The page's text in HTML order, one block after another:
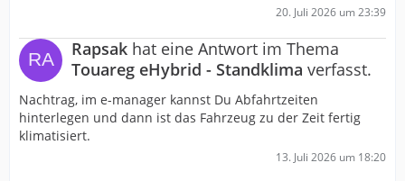
20. Juli 2026 um 23:39
Rapsak hat eine Antwort im Thema
Touareg eHybrid - Standklima verfasst.
Nachtrag, im e-manager kannst Du Abfahrtzeiten
hinterlegen und dann ist das Fahrzeug zu der Zeit fertig
klimatisiert.
13. Juli 2026 um 18:20